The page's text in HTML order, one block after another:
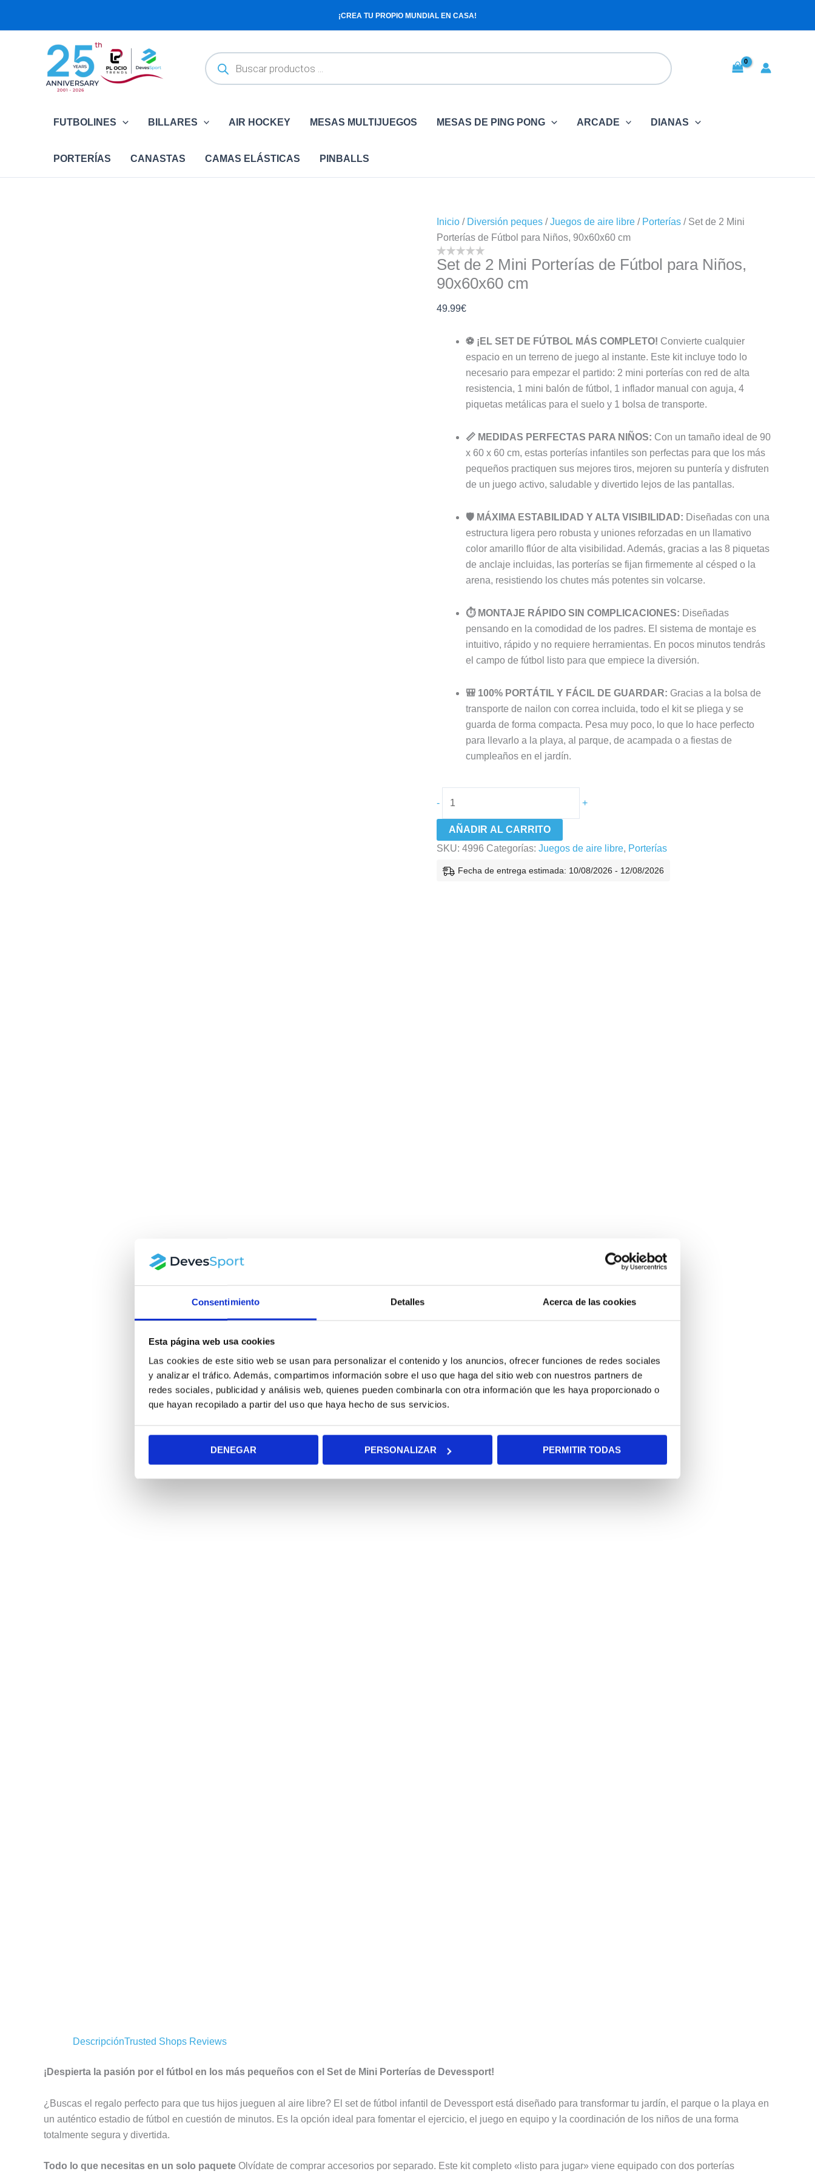
Consentimiento Detalles Acerca de las cookies
Esta página web usa cookies
Las cookies de este sitio web se usan para personalizar el contenido y los anuncios, ofrecer funciones de redes sociales
y analizar el tráfico. Además, compartimos información sobre el uso que haga del sitio web con nuestros partners de
redes sociales, publicidad y análisis web, quienes pueden combinarla con otra información que les haya proporcionado o
que hayan recopilado a partir del uso que haya hecho de sus servicios.
DENEGAR PERSONALIZAR PERMITIR TODAS
¡CREA TU PROPIO MUNDIAL EN CASA!
productos
FUTBOLINES BILLARES AIR HOCKEY MESAS MULTIJUEGOS MESAS DE PING PONG ARCADE DIANAS
PORTERÍAS CANASTAS CAMAS ELÁSTICAS PINBALLS
Inicio / Diversión peques /Juegos de aire libre / Porterías / Set de 2 Mini
Porterías de Fútbol para Niños, 90x60x60 cm
Set de 2 Mini Porterías de Fútbol para Niños,
90x60x60 cm
49.99€
⚽ ¡EL SET DE FÚTBOL MÁS COMPLETO! Convierte cualquier
espacio en un terreno de juego al instante. Este kit incluye todo lo
necesario para empezar el partido: 2 mini porterías con red de alta
resistencia, 1 mini balón de fútbol, 1 inflador manual con aguja, 4
piquetas metálicas para el suelo y 1 bolsa de transporte.
📏 MEDIDAS PERFECTAS PARA NIÑOS: Con un tamaño ideal de 90
x 60 x 60 cm, estas porterías infantiles son perfectas para que los más
pequeños practiquen sus mejores tiros, mejoren su puntería y disfruten
de un juego activo, saludable y divertido lejos de las pantallas.
🛡️ MÁXIMA ESTABILIDAD Y ALTA VISIBILIDAD: Diseñadas con una
estructura ligera pero robusta y uniones reforzadas en un llamativo
color amarillo flúor de alta visibilidad. Además, gracias a las 8 piquetas
de anclaje incluidas, las porterías se fijan firmemente al césped o la
arena, resistiendo los chutes más potentes sin volcarse.
⏱️ MONTAJE RÁPIDO SIN COMPLICACIONES: Diseñadas
pensando en la comodidad de los padres. El sistema de montaje es
intuitivo, rápido y no requiere herramientas. En pocos minutos tendrás
el campo de fútbol listo para que empiece la diversión.
🎒 100% PORTÁTIL Y FÁCIL DE GUARDAR: Gracias a la bolsa de
transporte de nailon con correa incluida, todo el kit se pliega y se
guarda de forma compacta. Pesa muy poco, lo que lo hace perfecto
para llevarlo a la playa, al parque, de acampada o a fiestas de
cumpleaños en el jardín.
-
Mini
de
para
cantidad
+
AÑADIR AL CARRITO
SKU: 4996 Categorías: Juegos de aire libre, Porterías
Fecha de entrega estimada: 10/08/2026 - 12/08/2026
DescripciónTrusted Shops Reviews
¡Despierta la pasión por el fútbol en los más pequeños con el Set de Mini Porterías de Devessport!
¿Buscas el regalo perfecto para que tus hijos jueguen al aire libre? El set de fútbol infantil de Devessport está diseñado para transformar tu jardín, el parque o la playa en
un auténtico estadio de fútbol en cuestión de minutos. Es la opción ideal para fomentar el ejercicio, el juego en equipo y la coordinación de los niños de una forma
totalmente segura y divertida.
Todo lo que necesitas en un solo paquete Olvídate de comprar accesorios por separado. Este kit completo «listo para jugar» viene equipado con dos porterías